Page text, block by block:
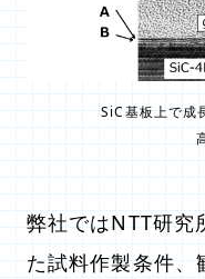
SiC基板上で成
弊社ではNTT研究
た試料作製条件、